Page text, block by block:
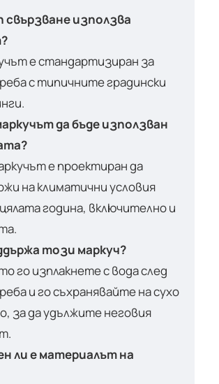
свързване използва
е стандартизиран за
с типичните градински
да бъде използван
е проектиран да
на климатични условия
година, включително и
този маркуч?
го изплакнете с вода след
и го съхранявайте на сухо
за да удължите неговия
ли е материалът на